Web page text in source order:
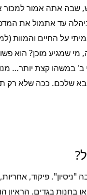
שבה אתה אמור
עד אתמול את
על החיים והמוות
שמגיע מוכן? הוא
קצת יותר…
שלכם. ככה שלא רק
פיקוד,
או בחנות בגדים.